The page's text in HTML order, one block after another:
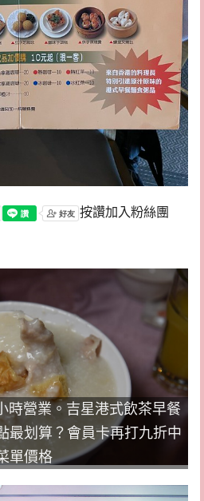
按讚加入粉絲團
時營業。吉星港式飲茶早餐
最划算？會員卡再打九折中
單價格